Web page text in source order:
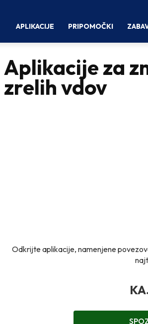
APLIKACIJE PRIPOMOČKI
Aplikacije za
zrelih vdov
Odkrijte aplikacije, namenjene